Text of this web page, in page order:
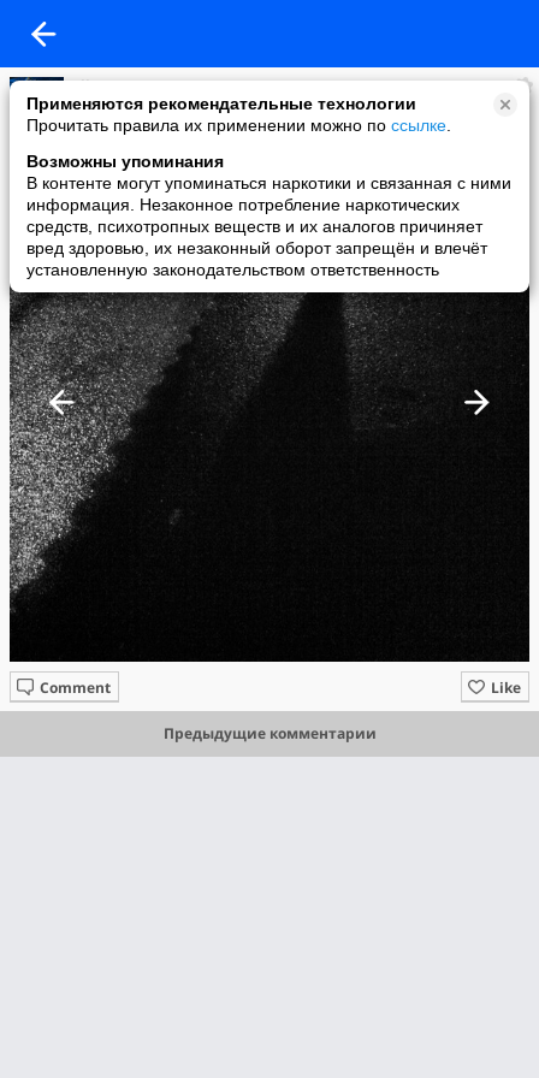
Применяются рекомендательные технологии
Прочитать правила их применении можно по ссылке
Возможны упоминания
В контенте могут упоминаться наркотики и связанная с ними
информация. Незаконное потребление наркотических
средств, психотропных веществ и их аналогов причиняет
вред здоровью, их незаконный оборот запрещён и влечёт
установленную законодательством ответственность
ellsa
added a photo
10 Feb в 11:37
Like
Comment
Предыдущие комментарии